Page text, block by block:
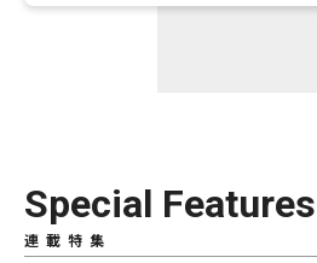
Special Features
連載特集